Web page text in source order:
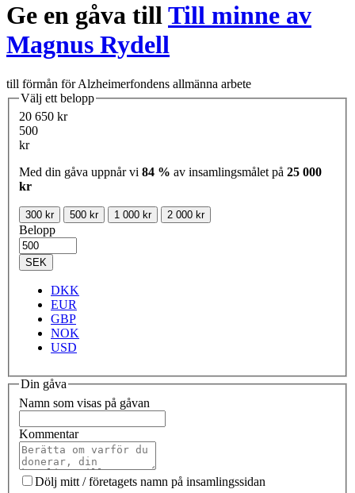
Ge en gåva tillTill minne av
Magnus Rydell
till förmån för Alzheimerfondens allmänna arbete
Välj ett belopp
20 650 kr
500
kr
Med din gåva uppnår vi 84 % av insamlingsmålet på 25 000
kr
300 kr 500 kr 1 000 kr 2 000 kr
Belopp
SEK
DKK
EUR
GBP
NOK
USD
Din gåva
Namn som visas på gåvan
Kommentar
Dölj mitt / företagets namn på insamlingssidan